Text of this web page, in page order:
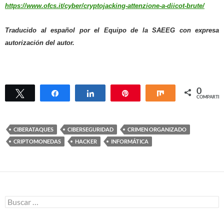
https://www.ofcs.it/cyber/cryptojacking-attenzione-a-diicot-brute/
Traducido al español por el Equipo de la SAEEG con expresa
autorización del autor.
Twittear Compartir Compartir Compartir
0
COMPARTIR
CIBERATAQUES CIBERSEGURIDAD
CRIMEN ORGANIZADO
CRIPTOMONEDAS
HACKER INFORMÁTICA
Buscar: